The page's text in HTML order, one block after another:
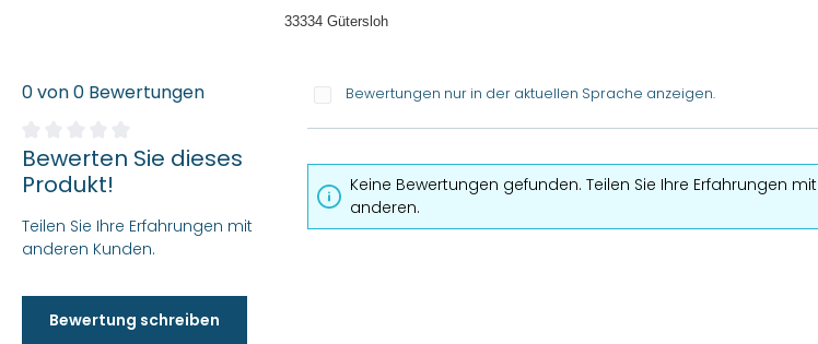
33334 Gütersloh
0 von 0 Bewertungen
Durchschnittliche Bewertung von 0 von 5 Sternen
Bewerten Sie dieses
Produkt!
Teilen Sie Ihre Erfahrungen mit
anderen Kunden.
Bewertung schreiben
Bewertungen nur in der aktuellen Sprache anzeigen.
Keine Bewertungen gefunden. Teilen Sie Ihre Erfahrungen mit
anderen.